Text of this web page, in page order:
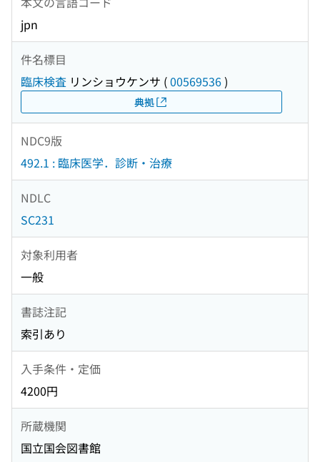
jpn
件名標目
臨床検査 リンショウケンサ (00569536)
典拠
NDC9版
492.1 : 臨床医学．診断・治療
NDLC
SC231
対象利用者
一般
書誌注記
索引あり
入手条件・定価
4200円
所蔵機関
国立国会図書館